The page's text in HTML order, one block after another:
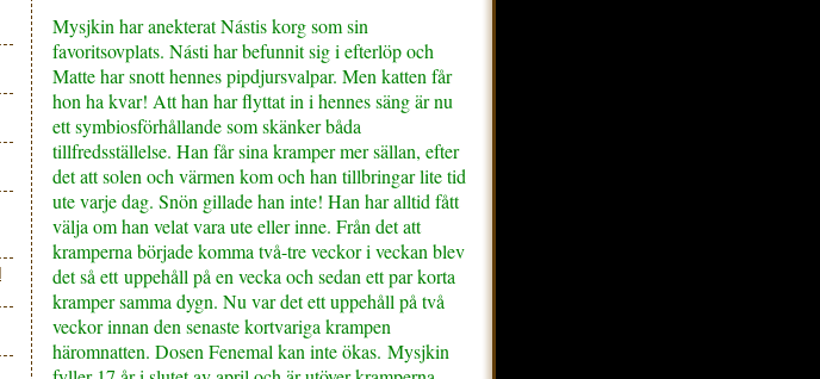
Mysjkin har anekterat Nástis korg som sin
favoritsovplats. Násti har befunnit sig i efterlöp och
Matte har snott hennes pipdjursvalpar. Men katten får
hon ha kvar! Att han har flyttat in i hennes säng är nu
ett symbiosförhållande som skänker båda
tillfredsställelse. Han får sina kramper mer sällan, efter
det att solen och värmen kom och han tillbringar lite tid
ute varje dag. Snön gillade han inte! Han har alltid fått
välja om han velat vara ute eller inne. Från det att
kramperna började komma två-tre veckor i veckan blev
det så ett uppehåll på en vecka och sedan ett par korta
kramper samma dygn. Nu var det ett uppehåll på två
veckor innan den senaste kortvariga krampen
häromnatten. Dosen Fenemal kan inte ökas. Mysjkin